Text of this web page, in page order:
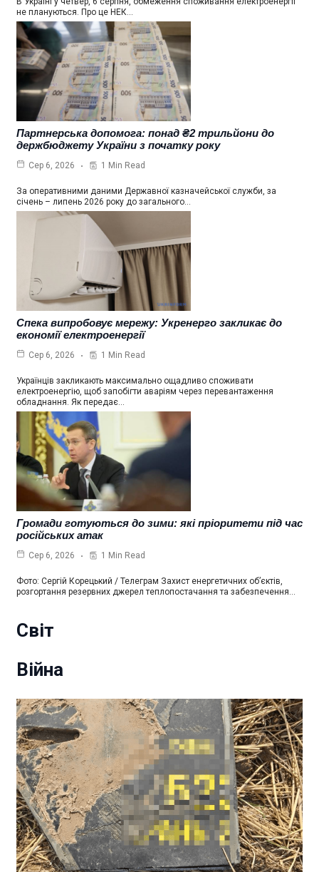
не плануються. Про це НЕК…
Партнерська допомога: понад ₴2 трильйони до
держбюджету України з початку року
Сер 6, 2026 1 Min Read
За оперативними даними Державної казначейської служби, за
січень – липень 2026 року до загального…
Спека випробовує мережу: Укренерго закликає до
економії електроенергії
Сер 6, 2026 1 Min Read
Українців закликають максимально ощадливо споживати
електроенергію, щоб запобігти аваріям через перевантаження
обладнання. Як передає…
Громади готуються до зими: які пріоритети під час
російських атак
Сер 6, 2026 1 Min Read
Фото: Сергій Корецький / Телеграм Захист енергетичних об’єктів,
розгортання резервних джерел теплопостачання та забезпечення…
Світ
Війна